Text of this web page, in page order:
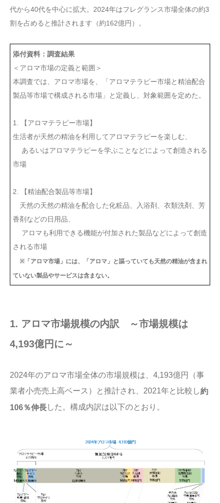
代から40代を中心に拡大。2024年はフレグランス市場全体の約3
割を占めると推計されます（約162億円）。
添付資料：調査結果
＜アロマ市場の定義と範囲＞
本調査では、アロマ市場を、「アロマテラピー市場と精油配合
製品等市場で構成される市場」と定義し、対象範囲を定めた。
1. 【アロマテラピー市場】
生活者が天然の精油を利用してアロマテラピーを楽しむ、
あるいはアロマテラピーを学ぶことなどによって創造される
市場
2. 【精油配合製品等市場】
天然の天然の精油を配合した化粧品、入浴剤、衣類洗剤、芳
香剤などの日用品、
アロマも利用できる機能が付加された製品などによって創造
される市場
※「アロマ市場」には、「アロマ」と謳っていても天然の精油が含まれ
ていない製品やサービスは含まない。
1. アロマ市場規模の内訳 ～市場規模は
4,193億円に～
2024年のアロマ市場全体の市場規模は、4,193億円（事
業者小売売上高ベース）と推計され、2021年と比較し約
106％伸長した。構成内訳は以下のとおり。